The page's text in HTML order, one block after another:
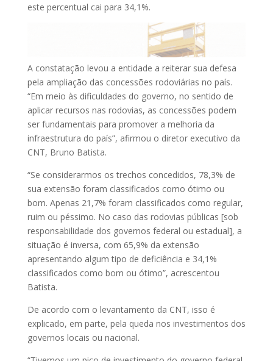
este percentual cai para 34,1%.
A constatação levou a entidade a reiterar sua defesa
pela ampliação das concessões rodoviárias no país.
“Em meio às dificuldades do governo, no sentido de
aplicar recursos nas rodovias, as concessões podem
ser fundamentais para promover a melhoria da
infraestrutura do país”, afirmou o diretor executivo da
CNT, Bruno Batista.
“Se considerarmos os trechos concedidos, 78,3% de
sua extensão foram classificados como ótimo ou
bom. Apenas 21,7% foram classificados como regular,
ruim ou péssimo. No caso das rodovias públicas [sob
responsabilidade dos governos federal ou estadual], a
situação é inversa, com 65,9% da extensão
apresentando algum tipo de deficiência e 34,1%
classificados como bom ou ótimo”, acrescentou
Batista.
De acordo com o levantamento da CNT, isso é
explicado, em parte, pela queda nos investimentos dos
governos locais ou nacional.